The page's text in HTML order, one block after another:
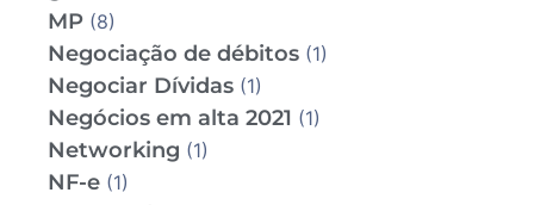
MP (8)
Negociação de débitos (1)
Negociar Dívidas (1)
Negócios em alta 2021 (1)
Networking (1)
NF-e (1)